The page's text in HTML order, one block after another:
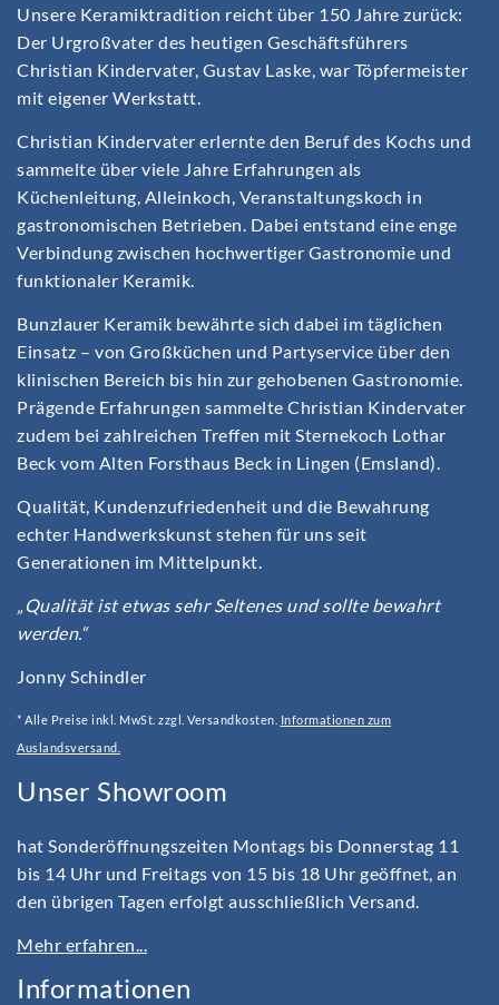
Unsere Keramiktradition reicht über 150 Jahre zurück:
Der Urgroßvater des heutigen Geschäftsführers
Christian Kindervater, Gustav Laske, war Töpfermeister
mit eigener Werkstatt.
Christian Kindervater erlernte den Beruf des Kochs und
sammelte über viele Jahre Erfahrungen als
Küchenleitung, Alleinkoch, Veranstaltungskoch in
gastronomischen Betrieben. Dabei entstand eine enge
Verbindung zwischen hochwertiger Gastronomie und
funktionaler Keramik.
Bunzlauer Keramik bewährte sich dabei im täglichen
Einsatz – von Großküchen und Partyservice über den
klinischen Bereich bis hin zur gehobenen Gastronomie.
Prägende Erfahrungen sammelte Christian Kindervater
zudem bei zahlreichen Treffen mit Sternekoch Lothar
Beck vom Alten Forsthaus Beck in Lingen (Emsland).
Qualität, Kundenzufriedenheit und die Bewahrung
echter Handwerkskunst stehen für uns seit
Generationen im Mittelpunkt.
„Qualität ist etwas sehr Seltenes und sollte bewahrt
werden.“
Jonny Schindler
* Alle Preise inkl. MwSt. zzgl. Versandkosten. Informationen zum
Auslandsversand.
Unser Showroom
hat Sonderöffnungszeiten Montags bis Donnerstag 11
bis 14 Uhr und Freitags von 15 bis 18 Uhr geöffnet, an
den übrigen Tagen erfolgt ausschließlich Versand.
Mehr erfahren...
Informationen